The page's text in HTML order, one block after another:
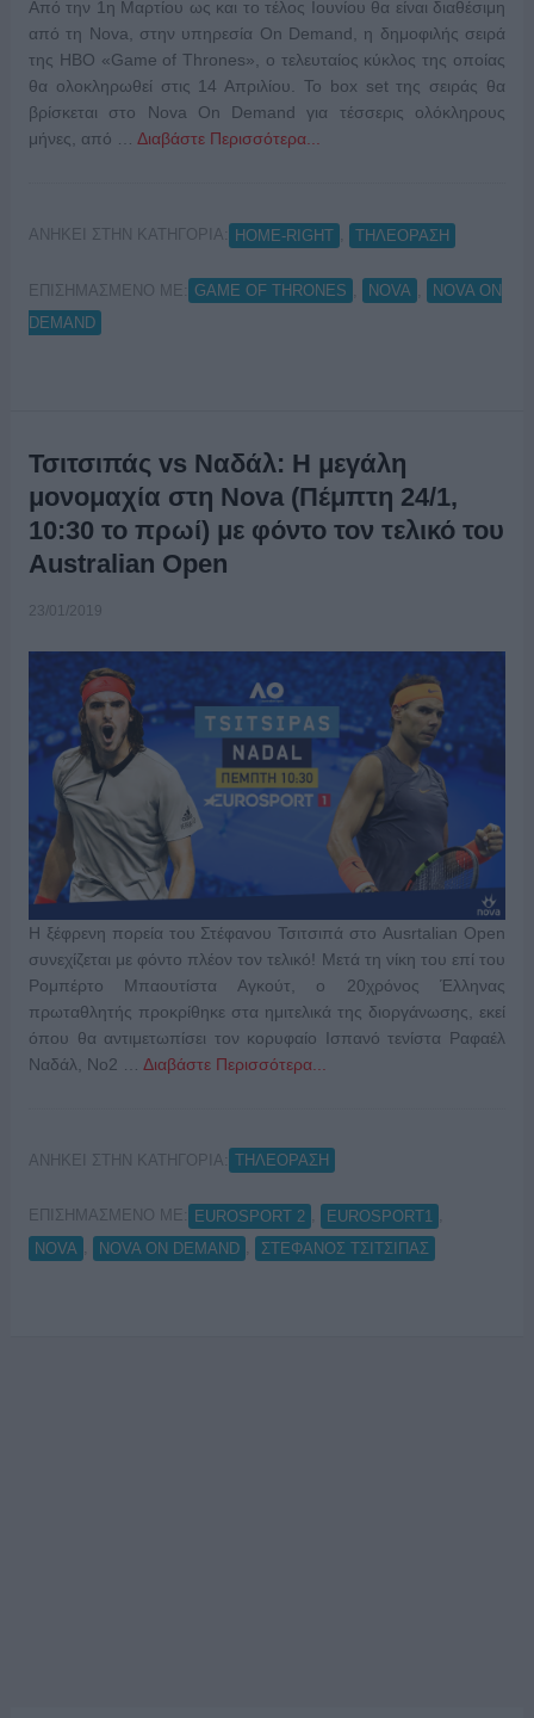
Από την 1η Μαρτίου ως και το τέλος Ιουνίου θα είναι διαθέσιμη
από τη Nova, στην υπηρεσία On Demand, η δημοφιλής σειρά
της HBO «Game of Thrones», ο τελευταίος κύκλος της οποίας
θα ολοκληρωθεί στις 14 Απριλίου. Το box set της σειράς θα
βρίσκεται στο Nova On Demand για τέσσερις ολόκληρους
μήνες, από … Διαβάστε Περισσότερα...
ΑΝΗΚΕΙ ΣΤΗΝ ΚΑΤΗΓΟΡΙΑ: HOME-RIGHT ΤΗΛΕΟΡΑΣΗ
ΕΠΙΣΗΜΑΣΜΕΝΟ ΜΕ: GAME OF THRONES NOVA
NOVA ON
DEMAND
Τσιτσιπάς vs Ναδάλ: H μεγάλη
μονομαχία στη Nova (Πέμπτη 24/1,
10:30 το πρωί) με φόντο τον τελικό του
Australian Open
23/01/2019
Η ξέφρενη πορεία του Στέφανου Τσιτσιπά στο Ausrtalian Open
συνεχίζεται με φόντο πλέον τον τελικό! Μετά τη νίκη του επί του
Ρομπέρτο Μπαουτίστα Αγκούτ, ο 20χρόνος Έλληνας
πρωταθλητής προκρίθηκε στα ημιτελικά της διοργάνωσης, εκεί
όπου θα αντιμετωπίσει τον κορυφαίο Ισπανό τενίστα Ραφαέλ
Ναδάλ, Νο2 … Διαβάστε Περισσότερα...
ΑΝΗΚΕΙ ΣΤΗΝ ΚΑΤΗΓΟΡΙΑ: ΤΗΛΕΟΡΑΣΗ
ΕΠΙΣΗΜΑΣΜΕΝΟ ΜΕ: EUROSPORT 2 EUROSPORT1
NOVA
NOVA ON DEMAND ΣΤΕΦΑΝΟΣ ΤΣΙΤΣΙΠΑΣ